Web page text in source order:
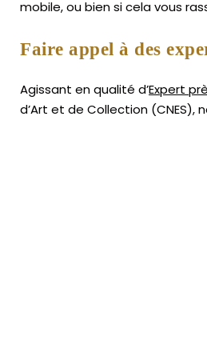
mobile, ou bien si cela vous
Faire appel à des
Agissant en qualité d’Expert
d’Art et de Collection (CNES),